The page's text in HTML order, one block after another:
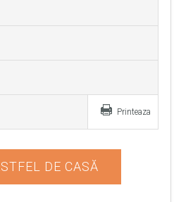
Printeaza
DE CASĂ